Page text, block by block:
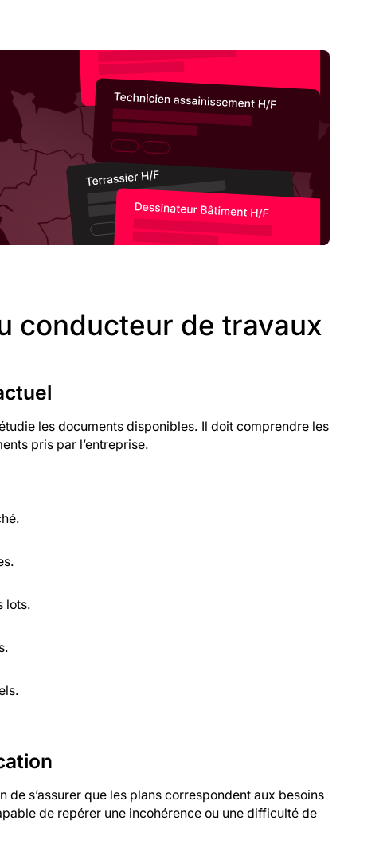
conducteur de travaux
les documents disponibles. Il doit comprendre les
pris par l’entreprise.
lots.
s’assurer que les plans correspondent aux besoins
de repérer une incohérence ou une difficulté de